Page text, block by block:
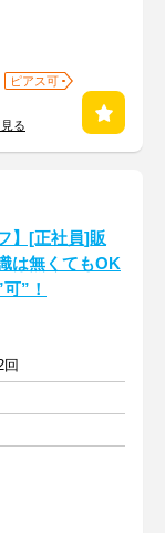
ピアス可
る
】[正社員]販
は無くてもOK
”！
回